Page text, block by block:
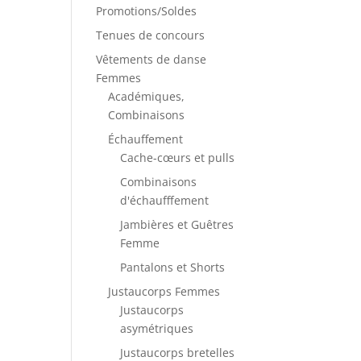
Promotions/Soldes
Tenues de concours
Vêtements de danse
Femmes
Académiques,
Combinaisons
Échauffement
Cache-cœurs et pulls
Combinaisons
d'échaufffement
Jambières et Guêtres
Femme
Pantalons et Shorts
Justaucorps Femmes
Justaucorps
asymétriques
Justaucorps bretelles